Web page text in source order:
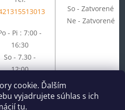
cookie. Ďalším
vyjadrujete súhlas s ich
tu.
- Pi : 7:00 -
16:30
So - 7.30 -
12:00
- Zatvorené
So - Zatvorené
Ne - Zatvorené